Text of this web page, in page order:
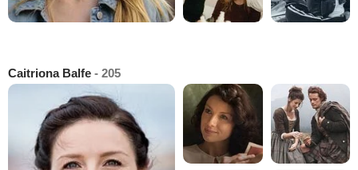
Caitriona Balfe - 205